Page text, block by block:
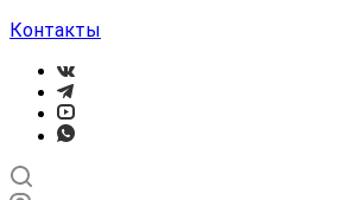
Контакты